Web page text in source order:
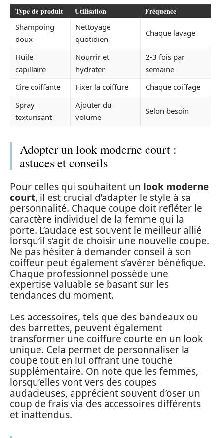
Type de produit Utilisation Fréquence
Shampoing
doux
Nettoyage
quotidien
Chaque lavage
Huile
capillaire
Nourrir et
hydrater
2-3 fois par
semaine
Cire coiffante
Fixer la coiffure
Chaque coiffage
Spray
texturisant
Ajouter du
volume
Selon besoin
Adopter un look moderne court :
astuces et conseils
Pour celles qui souhaitent un look moderne
court, il est crucial d’adapter le style à sa
personnalité. Chaque coupe doit refléter le
caractère individuel de la femme qui la
porte. L’audace est souvent le meilleur allié
lorsqu’il s’agit de choisir une nouvelle coupe.
Ne pas hésiter à demander conseil à son
coiffeur peut également s’avérer bénéfique.
Chaque professionnel possède une
expertise valuable se basant sur les
tendances du moment.
Les accessoires, tels que des bandeaux ou
des barrettes, peuvent également
transformer une coiffure courte en un look
unique. Cela permet de personnaliser la
coupe tout en lui offrant une touche
supplémentaire. On note que les femmes,
lorsqu’elles vont vers des coupes
audacieuses, apprécient souvent d’oser un
coup de frais via des accessoires différents
et inattendus.